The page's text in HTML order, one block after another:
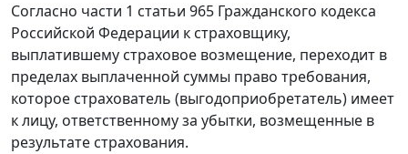
Согласно части 1 статьи 965 Гражданского кодекса
Российской Федерации к страховщику,
выплатившему страховое возмещение, переходит в
пределах выплаченной суммы право требования,
которое страхователь (выгодоприобретатель) имеет
к лицу, ответственному за убытки, возмещенные в
результате страхования.